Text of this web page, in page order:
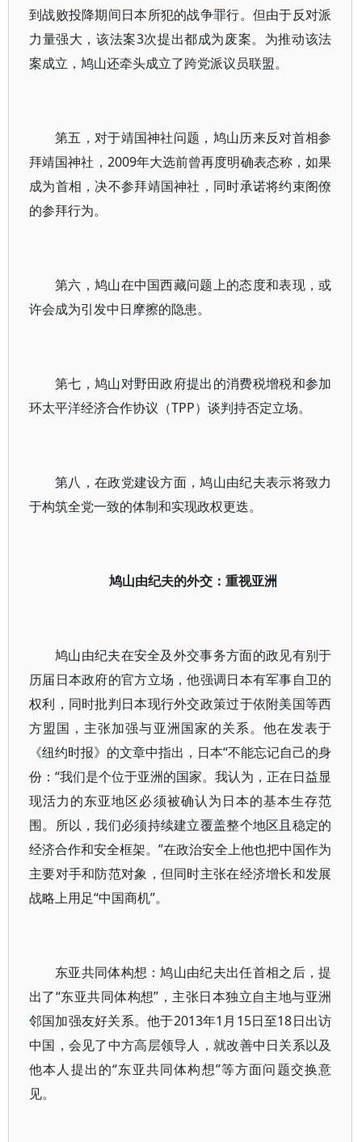
到战败投降期间日本所犯的战争罪行。但由于反对派
力量强大，该法案3次提出都成为废案。为推动该法
案成立，鸠山还牵头成立了跨党派议员联盟。
第五，对于靖国神社问题，鸠山历来反对首相参
拜靖国神社，2009年大选前曾再度明确表态称，如果
成为首相，决不参拜靖国神社，同时承诺将约束阁僚
的参拜行为。
第六，鸠山在中国西藏问题上的态度和表现，或
许会成为引发中日摩擦的隐患。
第七，鸠山对野田政府提出的消费税增税和参加
环太平洋经济合作协议（TPP）谈判持否定立场。
第八，在政党建设方面，鸠山由纪夫表示将致力
于构筑全党一致的体制和实现政权更迭。
鸠山由纪夫的外交：重视亚洲
鸠山由纪夫在安全及外交事务方面的政见有别于
历届日本政府的官方立场，他强调日本有军事自卫的
权利，同时批判日本现行外交政策过于依附美国等西
方盟国，主张加强与亚洲国家的关系。他在发表于
《纽约时报》的文章中指出，日本“不能忘记自己的身
份：“我们是个位于亚洲的国家。我认为，正在日益显
现活力的东亚地区必须被确认为日本的基本生存范
围。所以，我们必须持续建立覆盖整个地区且稳定的
经济合作和安全框架。”在政治安全上他也把中国作为
主要对手和防范对象，但同时主张在经济增长和发展
战略上用足“中国商机”。
东亚共同体构想：鸠山由纪夫出任首相之后，提
出了“东亚共同体构想”，主张日本独立自主地与亚洲
邻国加强友好关系。他于2013年1月15日至18日出访
中国，会见了中方高层领导人，就改善中日关系以及
他本人提出的“东亚共同体构想”等方面问题交换意
见。